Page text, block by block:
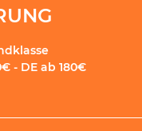
- DE ab 180€